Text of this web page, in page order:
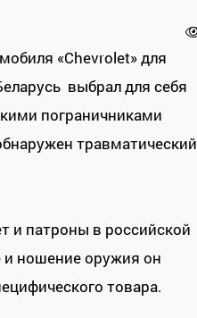
«Chevrolet» для
выбрал для себя
пограничниками
травматический
и патроны в российской
и ношение оружия он
товара.